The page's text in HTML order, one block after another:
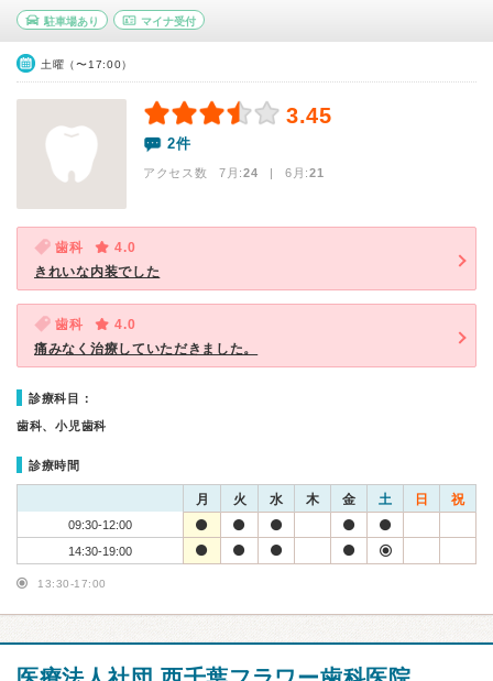
駐車場あり マイナ受付
土曜（〜17:00）
3.45
2件
アクセス数 7月:24 | 6月:21
歯科
4.0
きれいな内装でした
歯科
4.0
痛みなく治療していただきました。
診療科目：
歯科、小児歯科
診療時間
月 火 水 木 金 土 日 祝
09:30-12:00
14:30-19:00
13:30-17:00